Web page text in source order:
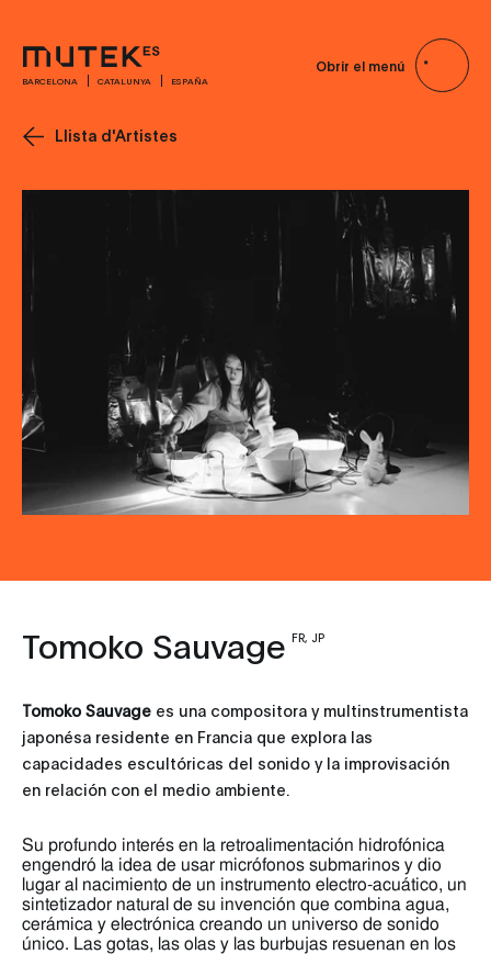
BARCELONA CATALUNYA ESPAÑA
Obrir el menú
Llista d'Artistes
Tomoko Sauvage FR, JP
Tomoko Sauvage es una compositora y multinstrumentista
japonésa residente en Francia que explora las
capacidades escultóricas del sonido y la improvisación
en relación con el medio ambiente.
Su profundo interés en la retroalimentación hidrofónica
engendró la idea de usar micrófonos submarinos y dio
lugar al nacimiento de un instrumento electro-acuático, un
sintetizador natural de su invención que combina agua,
cerámica y electrónica creando un universo de sonido
único. Las gotas, las olas y las burbujas resuenan en los